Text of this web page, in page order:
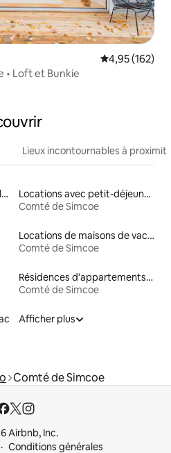
Évaluation
4,95 (162)
• Loft et Bunkie
Lieux incontournables à
Locations avec accès à la plage
Locations avec petit-déjeuner
Comté de Simcoe
Locations de maisons de vacances
Comté de Simcoe
Résidences d'appartements en location
Comté de Simcoe
Afficher plus
Comté de Simcoe
Airbnb, Inc.
Conditions générales